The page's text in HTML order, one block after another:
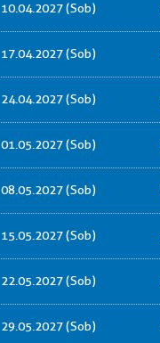
10.04.2027 (Sob)
17.04.2027 (Sob)
24.04.2027 (Sob)
01.05.2027 (Sob)
08.05.2027 (Sob)
15.05.2027 (Sob)
22.05.2027 (Sob)
29.05.2027 (Sob)